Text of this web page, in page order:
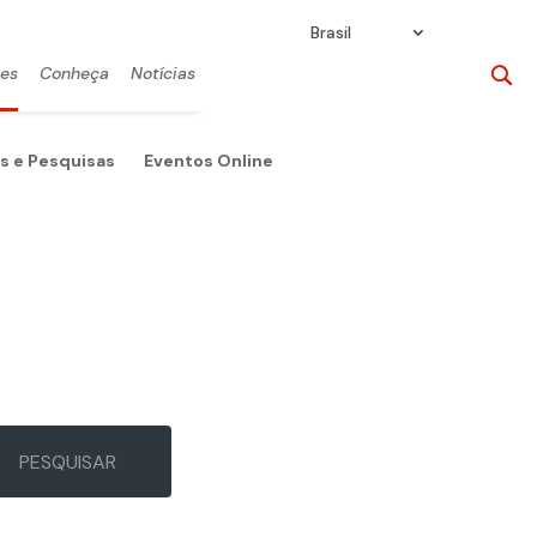
e Pesquisas Eventos Online
Conheça Notícias
Brasil